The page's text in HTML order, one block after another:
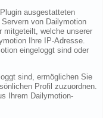
ausgestatteten
von Dailymotion
mitgeteilt, welche unserer
Ihre IP-Adresse.
eingeloggt sind oder
sind, ermöglichen Sie
Profil zuzuordnen.
Ihrem Dailymotion-